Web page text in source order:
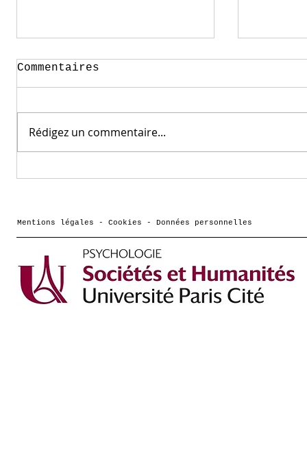
Commentaires
Rédigez un commentaire...
Mentions légales - Cookies - Données personnelles